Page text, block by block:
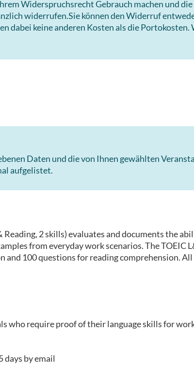
Widerspruchsrecht Gebrauch machen und
widerrufen.Sie können den Widerruf
dabei keine anderen Kosten als die Portokosten.
Daten und die von Ihnen gewählten
aufgelistet.
2 skills) evaluates and documents the
from everyday work scenarios. The TOEIC
100 questions for reading comprehension.
who require proof of their language skills for
by email